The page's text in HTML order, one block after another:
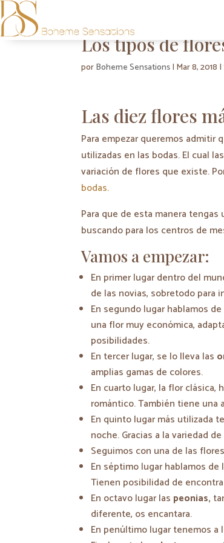
Los tipos de
porBoheme Sensations| Mar 8, 2018 |
Las diez flores
Para empezar queremos
utilizadas en las bodas. El cual
variación de flores que existe.
bodas.
Para que de esta manera
buscando para los centros de
Vamos a empezar:
En primer lugar dentro del
de las novias, sobretodo para
En segundo lugar hablamos
una flor muy económica,
posibilidades.
En tercer lugar, se lo lleva las
amplias gamas de colores.
En cuarto lugar, la flor clásica,
romántico. También tiene una
En quinto lugar más utilizada
noche. Gracias a la variedad
Seguimos con una de las
En séptimo lugar hablamos de
Tienen posibilidad de
En octavo lugar las peonias,
diferente, os encantara.
En penúltimo lugar tenemos a